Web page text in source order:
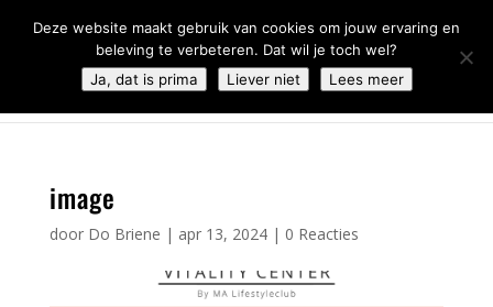
image
door Do Briene | apr 13, 2024| 0 Reacties
Deze website maakt gebruik van cookies om jouw ervaring en
beleving te verbeteren. Dat wil je toch wel?
Ja, dat is prima
Liever niet Lees meer